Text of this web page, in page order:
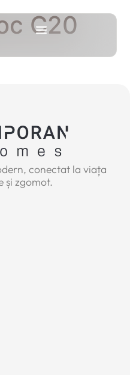
C20
conectat la viața
și zgomot.